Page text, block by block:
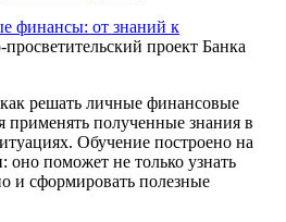
финансы: от знаний к
проект Банка
решать личные финансовые
применять полученные знания в
Обучение построено на
оно поможет не только узнать
и сформировать полезные